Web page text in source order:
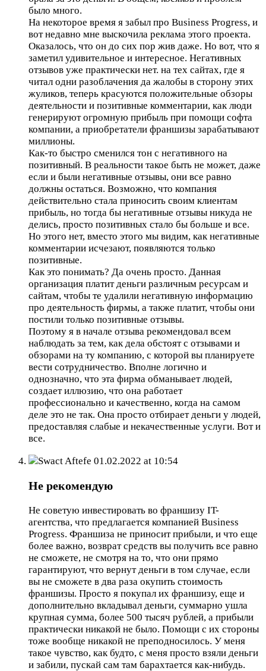
было много.
На некоторое время я забыл про Business Progress, и
вот недавно мне выскочила реклама этого проекта.
Оказалось, что он до сих пор жив даже. Но вот, что я
заметил удивительное и интересное. Негативных
отзывов уже практически нет. на тех сайтах, где я
читал одни разоблачения да жалобы в сторону этих
жуликов, теперь красуются положительные обзоры
деятельности и позитивные комментарии, как люди
генерируют огромную прибыль при помощи софта
компании, а приобретатели франшизы зарабатывают
миллионы.
Как-то быстро сменился тон с негативного на
позитивный. В реальности такое быть не может, даже
если и были негативные отзывы, они все равно
должны остаться. Возможно, что компания
действительно стала приносить своим клиентам
прибыль, но тогда бы негативные отзывы никуда не
делись, просто позитивных стало бы больше и все.
Но этого нет, вместо этого мы видим, как негативные
комментарии исчезают, появляются только
позитивные.
Как это понимать? Да очень просто. Данная
организация платит деньги различным ресурсам и
сайтам, чтобы те удалили негативную информацию
про деятельность фирмы, а также платит, чтобы они
постили только позитивные отзывы.
Поэтому я в начале отзыва рекомендовал всем
наблюдать за тем, как дела обстоят с отзывами и
обзорами на ту компанию, с которой вы планируете
вести сотрудничество. Вполне логично и
однозначно, что эта фирма обманывает людей,
создает иллюзию, что она работает
профессионально и качественно, когда на самом
деле это не так. Она просто отбирает деньги у людей,
предоставляя слабые и некачественные услуги. Вот и
все.
Swact Aftefe 01.02.2022 at 10:54
Не рекомендую
Не советую инвестировать во франшизу IT-
агентства, что предлагается компанией Business
Progress. Франшиза не приносит прибыли, и что еще
более важно, возврат средств вы получить все равно
не сможете, не смотря на то, что они прямо
гарантируют, что вернут деньги в том случае, если
вы не сможете в два раза окупить стоимость
франшизы. Просто я покупал их франшизу, еще и
дополнительно вкладывал деньги, суммарно ушла
крупная сумма, более 500 тысяч рублей, а прибыли
практически никакой не было. Помощи с их стороны
тоже вообще никакой не преподносилось. У меня
такое чувство, как будто, с меня просто взяли деньги
и забили, пускай сам там барахтается как-нибудь.